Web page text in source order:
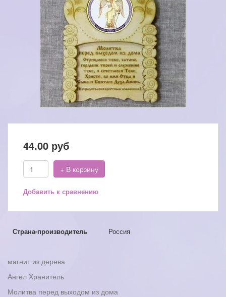
44.00 руб
+ В корзину
Добавить к сравнению
Страна-производитель Россия
магнит из дерева
Ангел Хранитель
Молитва перед выходом из дома